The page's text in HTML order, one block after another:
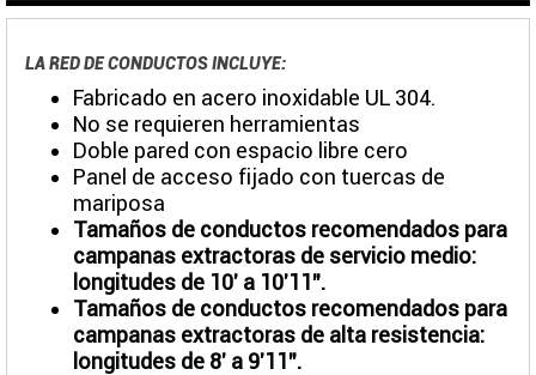
LA RED DE CONDUCTOS INCLUYE:
Fabricado en acero inoxidable UL 304.
No se requieren herramientas
Doble pared con espacio libre cero
Panel de acceso fijado con tuercas de
mariposa
Tamaños de conductos recomendados para
campanas extractoras de servicio medio:
longitudes de 10' a 10'11".
Tamaños de conductos recomendados para
campanas extractoras de alta resistencia:
longitudes de 8' a 9'11".